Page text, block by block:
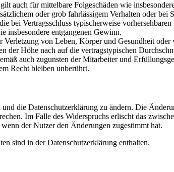
auch für mittelbare Folgeschäden wie
oder grob fahrlässigem Verhalten oder
bei Vertragsschluss typischerweise
insbesondere entgangenen Gewinn.
von Leben, Körper und Gesundheit
der Höhe nach auf die vertragstypischen
auch zugunsten der Mitarbeiter und
Recht bleiben unberührt.
die Datenschutzerklärung zu ändern. Die
Im Falle des Widerspruchs erlischt das
der Nutzer den Änderungen zugestimmt hat.
sind in der Datenschutzerklärung enthalten.